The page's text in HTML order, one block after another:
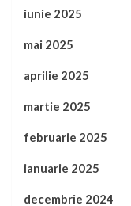
iunie 2025
mai 2025
aprilie 2025
martie 2025
februarie 2025
ianuarie 2025
decembrie 2024